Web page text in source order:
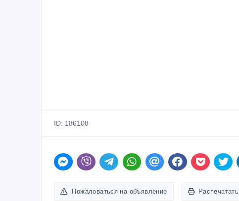
ID: 186108
Пожаловаться на объявление Распечатать